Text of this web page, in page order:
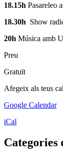
18.15h Pasareleo
18.30h Show
20h Música amb
Preu
Gratuït
Afegeix als teus
Google Calendar
iCal
Categories